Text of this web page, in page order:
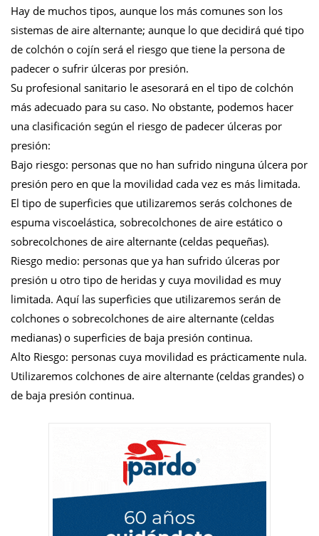
Hay de muchos tipos, aunque los más comunes son los
sistemas de aire alternante; aunque lo que decidirá qué tipo
de colchón o cojín será el riesgo que tiene la persona de
padecer o sufrir úlceras por presión.
Su profesional sanitario le asesorará en el tipo de colchón
más adecuado para su caso. No obstante, podemos hacer
una clasificación según el riesgo de padecer úlceras por
presión:
Bajo riesgo: personas que no han sufrido ninguna úlcera por
presión pero en que la movilidad cada vez es más limitada.
El tipo de superficies que utilizaremos serás colchones de
espuma viscoelástica, sobrecolchones de aire estático o
sobrecolchones de aire alternante (celdas pequeñas).
Riesgo medio: personas que ya han sufrido úlceras por
presión u otro tipo de heridas y cuya movilidad es muy
limitada. Aquí las superficies que utilizaremos serán de
colchones o sobrecolchones de aire alternante (celdas
medianas) o superficies de baja presión continua.
Alto Riesgo: personas cuya movilidad es prácticamente nula.
Utilizaremos colchones de aire alternante (celdas grandes) o
de baja presión continua.